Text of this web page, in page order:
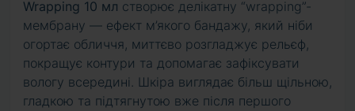
Wrapping 10 мл створює делікатну “wrapping”-
мембрану — ефект м’якого бандажу, який ніби
огортає обличчя, миттєво розгладжує рельєф,
покращує контури та допомагає зафіксувати
вологу всередині. Шкіра виглядає більш щільною,
гладкою та підтягнутою вже після першого